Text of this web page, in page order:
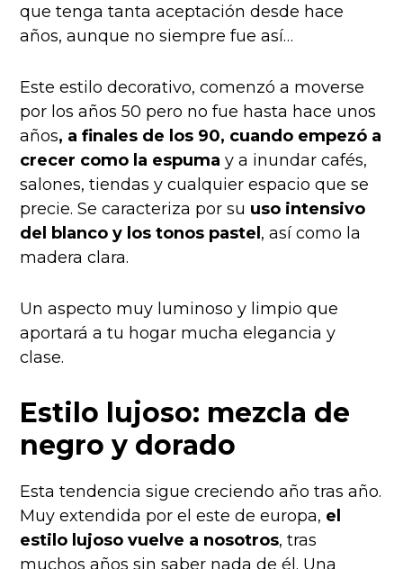
que tenga tanta aceptación desde hace
años, aunque no siempre fue así…
Este estilo decorativo, comenzó a moverse
por los años 50 pero no fue hasta hace unos
años, a finales de los 90, cuando empezó a
crecer como la espuma y a inundar cafés,
salones, tiendas y cualquier espacio que se
precie. Se caracteriza por su uso intensivo
del blanco y los tonos pastel, así como la
madera clara.
Un aspecto muy luminoso y limpio que
aportará a tu hogar mucha elegancia y
clase.
Estilo lujoso: mezcla de
negro y dorado
Esta tendencia sigue creciendo año tras año.
Muy extendida por el este de europa, el
estilo lujoso vuelve a nosotros, tras
muchos años sin saber nada de él. Una